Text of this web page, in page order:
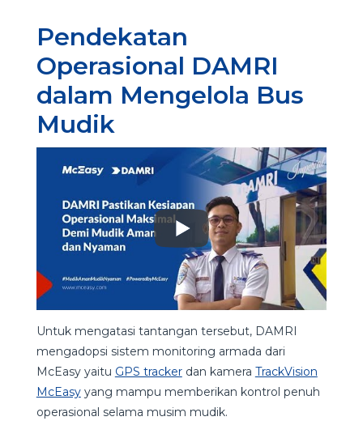
Pendekatan
Operasional DAMRI
dalam Mengelola Bus
Mudik
Untuk mengatasi tantangan tersebut, DAMRI
mengadopsi sistem monitoring armada dari
McEasy yaitu GPS trackerdan kamera TrackVision
McEasyyang mampu memberikan kontrol penuh
operasional selama musim mudik.